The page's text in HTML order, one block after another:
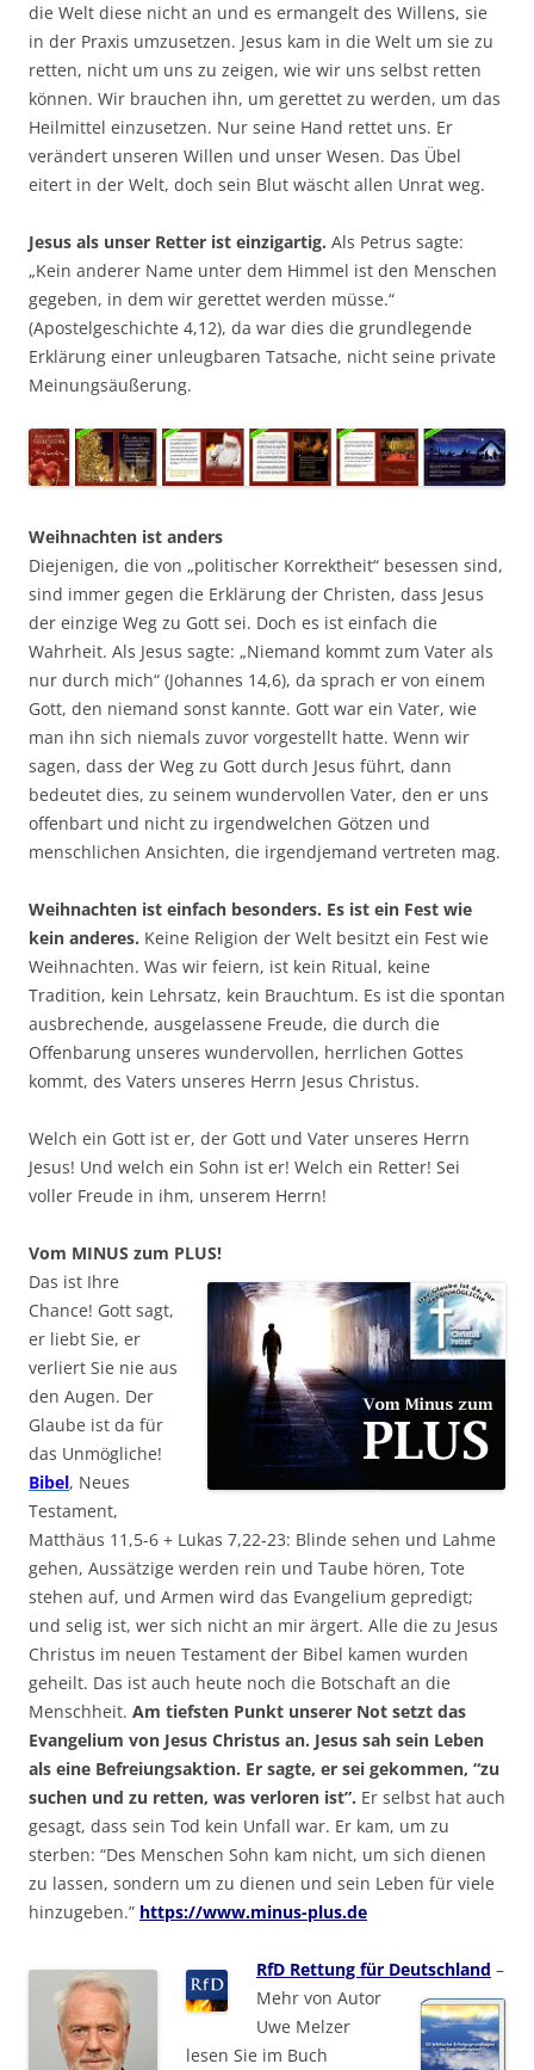
die Welt diese nicht an und es ermangelt des Willens, sie
in der Praxis umzusetzen. Jesus kam in die Welt um sie zu
retten, nicht um uns zu zeigen, wie wir uns selbst retten
können. Wir brauchen ihn, um gerettet zu werden, um das
Heilmittel einzusetzen. Nur seine Hand rettet uns. Er
verändert unseren Willen und unser Wesen. Das Übel
eitert in der Welt, doch sein Blut wäscht allen Unrat weg.
Jesus als unser Retter ist einzigartig. Als Petrus sagte:
„Kein anderer Name unter dem Himmel ist den Menschen
gegeben, in dem wir gerettet werden müsse.“
(Apostelgeschichte 4,12), da war dies die grundlegende
Erklärung einer unleugbaren Tatsache, nicht seine private
Meinungsäußerung.
Weihnachten ist anders
Diejenigen, die von „politischer Korrektheit“ besessen sind,
sind immer gegen die Erklärung der Christen, dass Jesus
der einzige Weg zu Gott sei. Doch es ist einfach die
Wahrheit. Als Jesus sagte: „Niemand kommt zum Vater als
nur durch mich“ (Johannes 14,6), da sprach er von einem
Gott, den niemand sonst kannte. Gott war ein Vater, wie
man ihn sich niemals zuvor vorgestellt hatte. Wenn wir
sagen, dass der Weg zu Gott durch Jesus führt, dann
bedeutet dies, zu seinem wundervollen Vater, den er uns
offenbart und nicht zu irgendwelchen Götzen und
menschlichen Ansichten, die irgendjemand vertreten mag.
Weihnachten ist einfach besonders. Es ist ein Fest wie
kein anderes. Keine Religion der Welt besitzt ein Fest wie
Weihnachten. Was wir feiern, ist kein Ritual, keine
Tradition, kein Lehrsatz, kein Brauchtum. Es ist die spontan
ausbrechende, ausgelassene Freude, die durch die
Offenbarung unseres wundervollen, herrlichen Gottes
kommt, des Vaters unseres Herrn Jesus Christus.
Welch ein Gott ist er, der Gott und Vater unseres Herrn
Jesus! Und welch ein Sohn ist er! Welch ein Retter! Sei
voller Freude in ihm, unserem Herrn!
Vom MINUS zum PLUS!
Das ist Ihre
Chance! Gott sagt,
er liebt Sie, er
verliert Sie nie aus
den Augen. Der
Glaube ist da für
das Unmögliche!
Bibel, Neues
Testament,
Matthäus 11,5-6 + Lukas 7,22-23: Blinde sehen und Lahme
gehen, Aussätzige werden rein und Taube hören, Tote
stehen auf, und Armen wird das Evangelium gepredigt;
und selig ist, wer sich nicht an mir ärgert. Alle die zu Jesus
Christus im neuen Testament der Bibel kamen wurden
geheilt. Das ist auch heute noch die Botschaft an die
Menschheit. Am tiefsten Punkt unserer Not setzt das
Evangelium von Jesus Christus an. Jesus sah sein Leben
als eine Befreiungsaktion. Er sagte, er sei gekommen, “zu
suchen und zu retten, was verloren ist”. Er selbst hat auch
gesagt, dass sein Tod kein Unfall war. Er kam, um zu
sterben: “Des Menschen Sohn kam nicht, um sich dienen
zu lassen, sondern um zu dienen und sein Leben für viele
hinzugeben.” https://www.minus-plus.de
RfD Rettung für Deutschland –
Mehr von Autor
Uwe Melzer
lesen Sie im Buch